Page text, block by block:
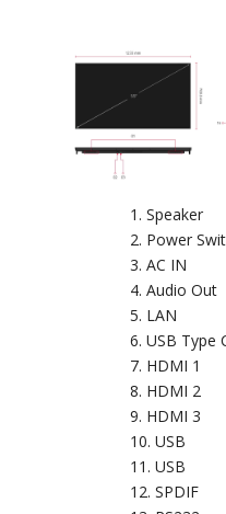
Speaker
Power
AC IN
Audio Out
LAN
USB Type
HDMI 1
HDMI 2
HDMI 3
USB
USB
SPDIF